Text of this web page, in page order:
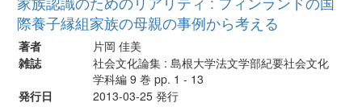
際養子縁組家族の母親の事例から考える
著者
片岡 佳美
雑誌
社会文化論集 : 島根大学法文学部紀要社会文化
学科編 9 巻 pp. 1 - 13
発行日
2013-03-25 発行